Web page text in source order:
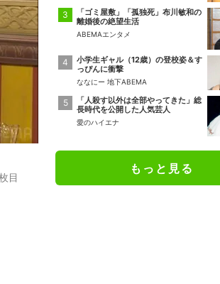
目
「ゴミ屋敷」「孤独死」布川敏和の
離婚後の絶望生活
ABEMAエンタメ
小学生ギャル（12歳）の登校姿＆す
っぴんに衝撃
ななにー 地下ABEMA
「人殺す以外は全部やってきた」総
長時代を公開した人気芸人
愛のハイエナ
もっと見る